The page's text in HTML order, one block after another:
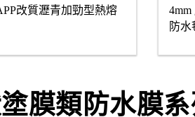
改質瀝青加勁型熱熔
防水
膜類防水膜系